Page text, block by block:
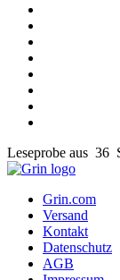
Leseprobe aus 36
Grin.com
Versand
Kontakt
Datenschutz
AGB